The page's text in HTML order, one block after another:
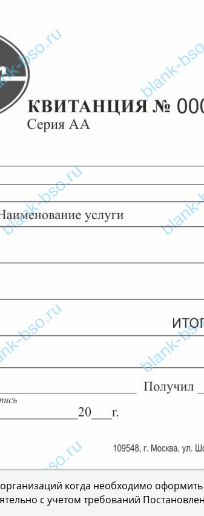
когда необходимо
с учетом требований